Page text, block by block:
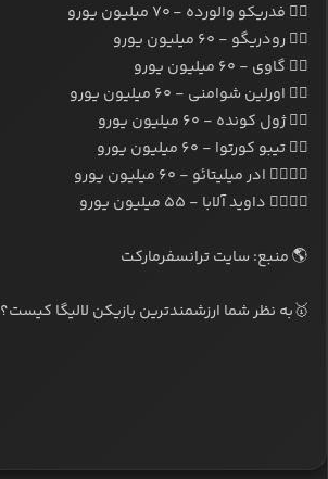
۴️⃣ فدریکو والورده - ۷۰ میلیون یورو
۵️⃣ رودریگو - ۶۰ میلیون یورو
۶️⃣ گاوی - ۶۰ میلیون یورو
۷️⃣ اورلین شوامنی - ۶۰ میلیون یورو
۸️⃣ ژول کونده - ۶۰ میلیون یورو
۹️⃣ تیبو کورتوا - ۶۰ میلیون یورو
۰️⃣۱️⃣ ادر میلیتائو - ۶۰ میلیون یورو
۱️⃣۱️⃣ داوید آلابا - ۵۵ میلیون یورو
🌎 منبع: سایت ترانسفرمارکت
🥇به نظر شما ارزشمندترین بازیکن لالیگا کیست؟